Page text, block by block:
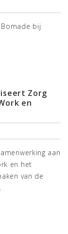
bij
Zorg
en
aan
en het
van de